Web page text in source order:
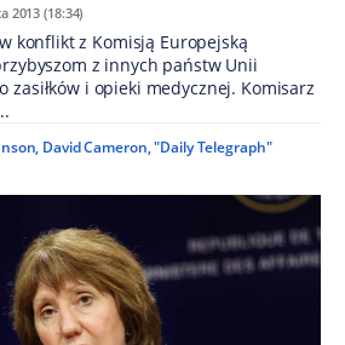
2013 (18:34)
konflikt z Komisją Europejską
z innych państw Unii
zasiłków i opieki medycznej. Komisarz
, David Cameron,"Daily Telegraph"